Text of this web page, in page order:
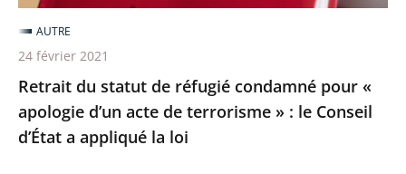
d’un
acte
de
terrorisme
»
:
Retrait du statut de réfugié condamné pour «
apologie d’un acte de terrorisme » : le Conseil
d’État a appliqué la loi
AUTRE
24 février 2021